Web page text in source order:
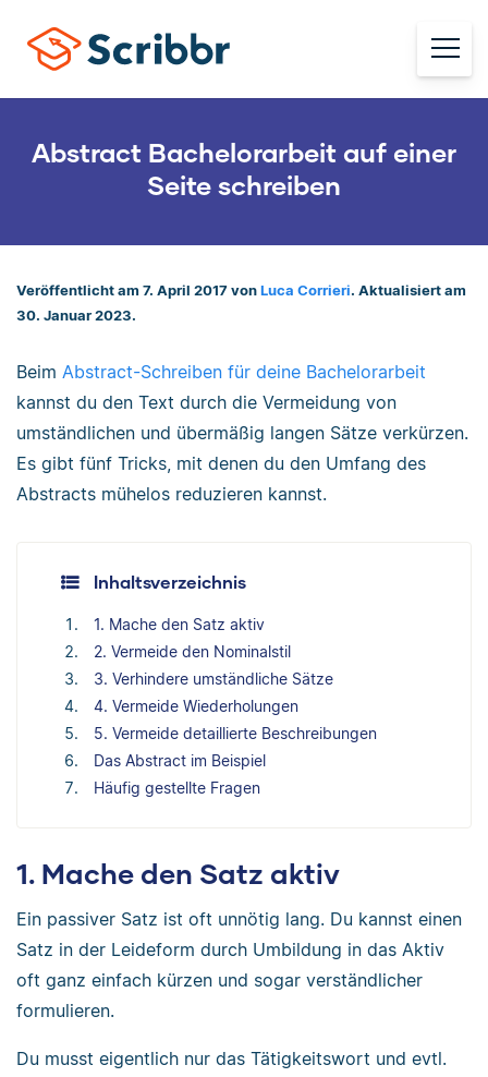
Abstract Bachelorarbeit auf einer
Seite schreiben
Veröffentlicht am 7. April 2017 von Luca Corrieri. Aktualisiert am
30. Januar 2023.
Beim Abstract-Schreiben für deine Bachelorarbeit
kannst du den Text durch die Vermeidung von
umständlichen und übermäßig langen Sätze verkürzen.
Es gibt fünf Tricks, mit denen du den Umfang des
Abstracts mühelos reduzieren kannst.
Inhaltsverzeichnis
1. Mache den Satz aktiv
2. Vermeide den Nominalstil
3. Verhindere umständliche Sätze
4. Vermeide Wiederholungen
5. Vermeide detaillierte Beschreibungen
Das Abstract im Beispiel
Häufig gestellte Fragen
1. Mache den Satz aktiv
Ein passiver Satz ist oft unnötig lang. Du kannst einen
Satz in der Leideform durch Umbildung in das Aktiv
oft ganz einfach kürzen und sogar verständlicher
formulieren.
Du musst eigentlich nur das Tätigkeitswort und evtl.